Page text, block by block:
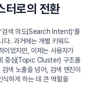
터로의 전환
검색 의도(Search Intent)’를
다. 과거에는 개별 키워드
이었지만, 이제는 사용자가
중심(Topic Cluster) 구조를
색 노출을 넘어, 검색 엔진이
식하게 하는 데 큰 역할을